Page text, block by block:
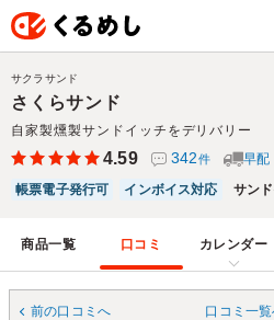
さくらサンド
自家製燻製サンドイッチをデリバリー
サクラサンド
4.59 342件 早配
帳票電子発行可
インボイス対応 サン
商品一覧 口コミ カレンダー
前の口コミへ 口コミ一